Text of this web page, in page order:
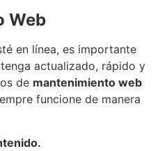
Web
en línea, es importante
actualizado, rápido y
de mantenimiento web
funcione de manera